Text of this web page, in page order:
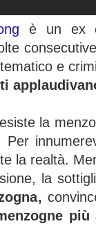
è un ex
e
la
la realtà.
la
più